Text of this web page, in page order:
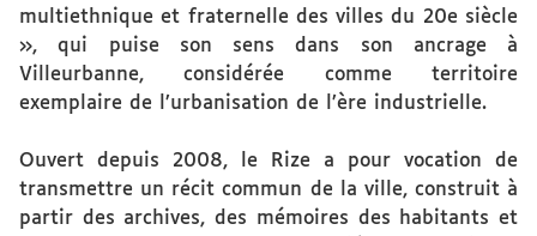
multiethnique et fraternelle des villes du 20e siècle
», qui puise son sens dans son ancrage à
Villeurbanne, considérée comme territoire
exemplaire de l’urbanisation de l’ère industrielle.
Ouvert depuis 2008, le Rize a pour vocation de
transmettre un récit commun de la ville, construit à
partir des archives, des mémoires des habitants et